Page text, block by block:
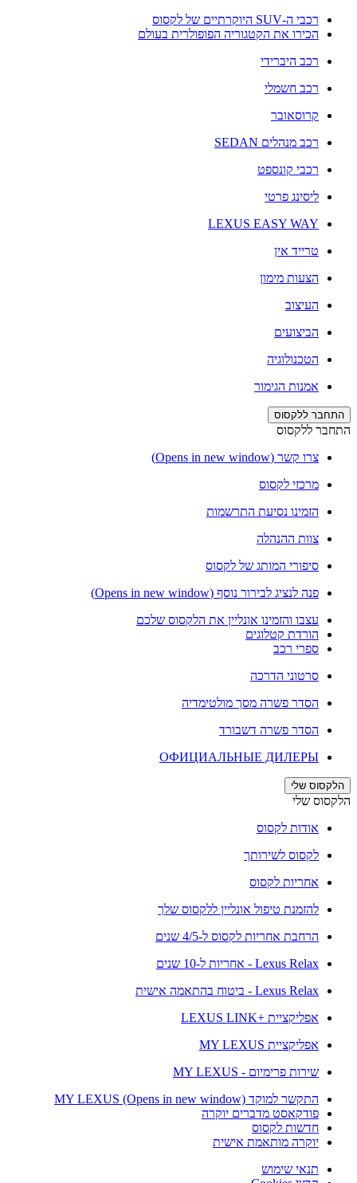
רכבי ה-SUV היוקרתיים של לקסוס
הכירו את הקטגוריה הפופולרית בעולם
רכב היברידי
רכב חשמלי
קרוסאובר
רכב מנהלים SEDAN
רכבי קונספט
ליסינג פרטי
LEXUS EASY WAY
טרייד אין
הצעות מימון
העיצוב
הביצועים
הטכנולוגיה
אמנות הגימור
התחבר ללקסוס
התחבר ללקסוס
צרו קשר (Opens in new window)
מרכזי לקסוס
הזמינו נסיעת התרשמות
צוות ההנהלה
סיפורי המותג של לקסוס
פנה לנציג לבירור נוסף (Opens in new window)
עצבו והזמינו אונליין את הלקסוס שלכם
הורדת קטלוגים
ספרי רכב
סרטוני הדרכה
הסדר פשרה מסך מולטימדיה
הסדר פשרה דשבורד
ОФИЦИАЛЬНЫЕ ДИЛЕРЫ
הלקסוס שלי
הלקסוס שלי
אודות לקסוס
לקסוס לשירותך
אחריות לקסוס
להזמנת טיפול אונליין ללקסוס שלך
הרחבת אחריות לקסוס ל-4/5 שנים
Lexus Relax - אחריות ל-10 שנים
Lexus Relax - ביטוח בהתאמה אישית
אפליקציית +LEXUS LINK
אפליקציית MY LEXUS
שירות פרימיום - MY LEXUS
התקשר למוקד MY LEXUS (Opens in new window)
פודקאסט מדברים יוקרה
חדשות לקסוס
יוקרה מותאמת אישית
תנאי שימוש